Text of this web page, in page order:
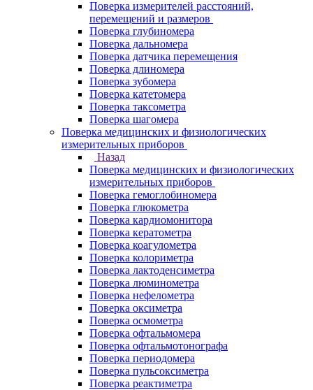
Поверка измерителей расстояний,
перемещений и размеров
Поверка глубиномера
Поверка дальномера
Поверка датчика перемещения
Поверка длиномера
Поверка зубомера
Поверка катетомера
Поверка таксометра
Поверка шагомера
Поверка медицинских и физиологических
измерительных приборов
Назад
Поверка медицинских и физиологических
измерительных приборов
Поверка гемоглобиномера
Поверка глюкометра
Поверка кардиомонитора
Поверка кератометра
Поверка коагулометра
Поверка колориметра
Поверка лактоденсиметра
Поверка люминометра
Поверка нефелометра
Поверка оксиметра
Поверка осмометра
Поверка офтальмомера
Поверка офтальмотонографа
Поверка периодомера
Поверка пульсоксиметра
Поверка реактиметра